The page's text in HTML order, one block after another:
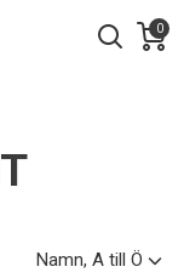
0
Namn, A till Ö